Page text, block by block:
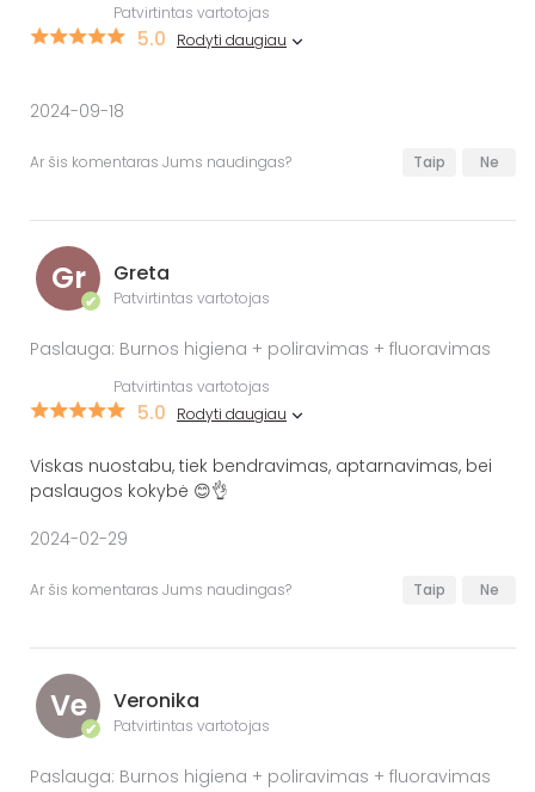
Patvirtintas vartotojas
5.0 Rodyti daugiau
2024-09-18
Ar šis komentaras Jums naudingas? Taip Ne
Gr
✔
Greta
Patvirtintas vartotojas
Paslauga: Burnos higiena + poliravimas + fluoravimas
Patvirtintas vartotojas
5.0 Rodyti daugiau
Viskas nuostabu, tiek bendravimas, aptarnavimas, bei
paslaugos kokybė 😊👌
2024-02-29
Ar šis komentaras Jums naudingas? Taip Ne
Ve
✔
Veronika
Patvirtintas vartotojas
Paslauga: Burnos higiena + poliravimas + fluoravimas